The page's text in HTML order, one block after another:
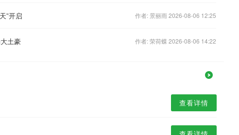
”开启 作者: 景丽雨 2026-08-06 12:25
土豪 作者: 荣荷蝶 2026-08-06 14:22
查看详情